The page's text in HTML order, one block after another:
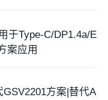
于Type-C/DP1.4a/E
案应用
方案|替代A